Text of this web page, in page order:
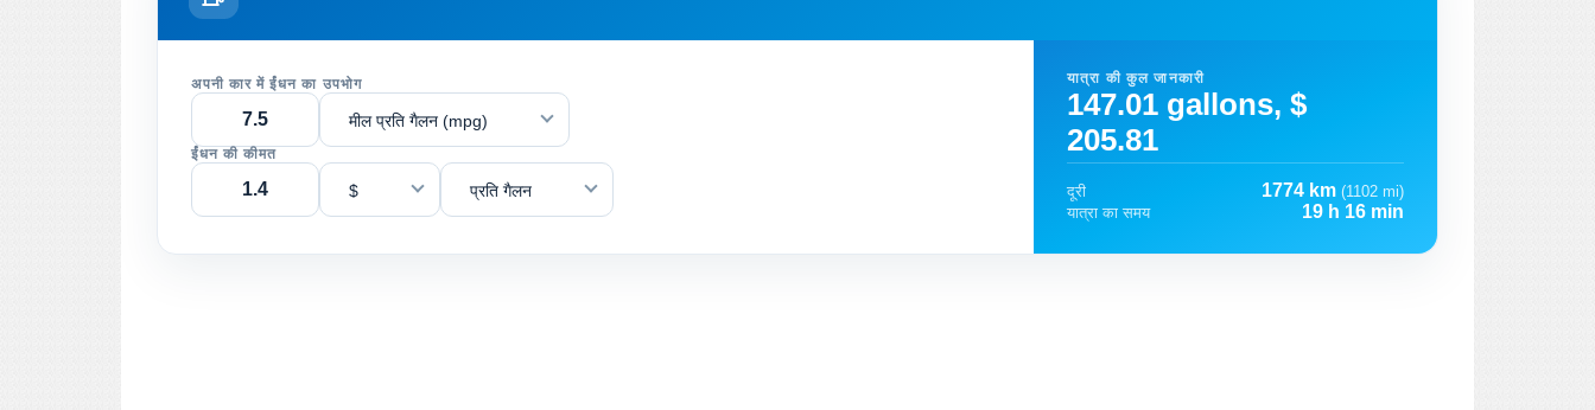
अपनी कार में ईंधन का उपभोग
मील प्रति गैलन (mpg)
ईंधन की कीमत
$ प्रति गैलन
यात्रा की कुल जानकारी
147.01 gallons, $
205.81
दूरी 1774 km (1102 mi)
यात्रा का समय
19 h 16 min